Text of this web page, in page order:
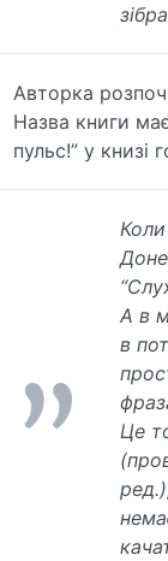
Авторка
Назва книги
пульс!” у книзі
А в
в
Це
ред.)